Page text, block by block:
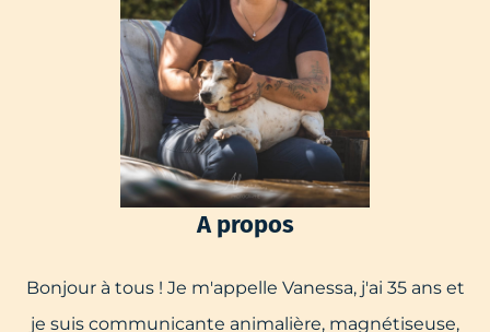
A propos
Bonjour à tous ! Je m'appelle Vanessa, j'ai 35 ans et
je suis communicante animalière, magnétiseuse,